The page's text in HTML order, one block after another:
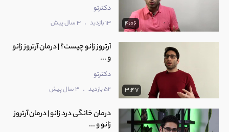
4:06
دکترتو
13 بازدید . 3 سال پیش
3:47
آرتروز زانو چیست؟ | درمان آرتروز زانو
و ...
دکترتو
52 بازدید . 3 سال پیش
درمان خانگی درد زانو | درمان آرتروز
زانو و ...